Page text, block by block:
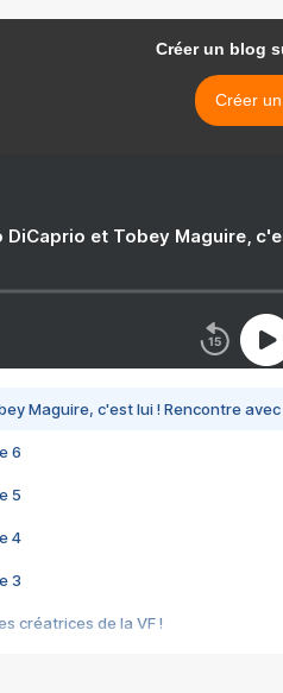
Créer un blog
Créer
DiCaprio et Tobey Maguire,
Maguire, c'est lui ! Rencontre
6
5
4
3
créatrices de la VF !